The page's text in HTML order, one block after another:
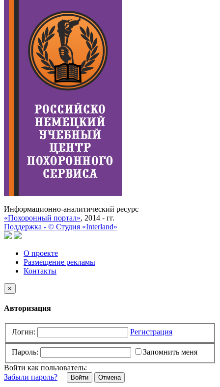
Информационно-аналитический ресурс
«Похоронный портал», 2014 - гг.
Поддержка - © Cтудия «Interland»
О проекте
Размещение рекламы
Контакты
×
Авторизация
Логин: Регистрация
Пароль:
Запомнить меня
Войти как пользователь:
Забыли пароль?
Отмена